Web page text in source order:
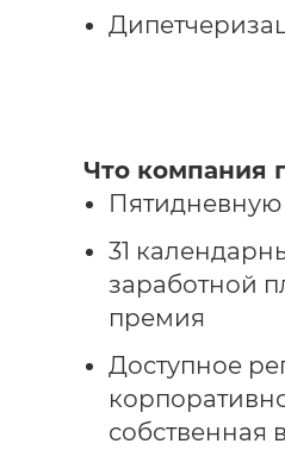
Что компания
31
заработной
премия
Доступное
собственная